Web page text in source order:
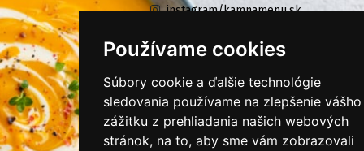
Používame cookies
Súbory cookie a ďalšie technológie
sledovania používame na zlepšenie vášho
zážitku z prehliadania našich webových
stránok, na to, aby sme vám zobrazovali
instagram/kamnamenu.sk
PRIHLÁSIŤ SA DO ZÁKAZNÍCKEJ ZÓNY